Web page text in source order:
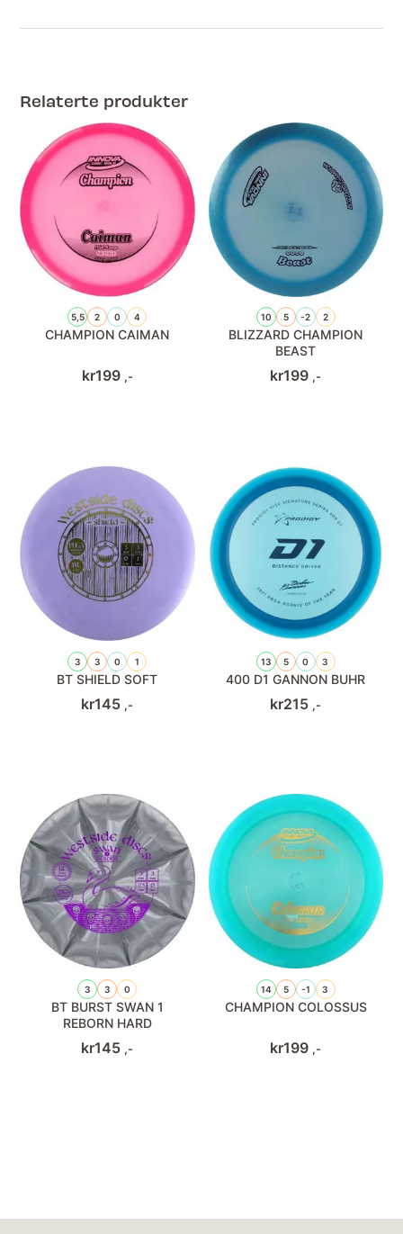
Relaterte produkter
5,5 2 0 4
CHAMPION CAIMAN
kr199 ,-
10 5 -2 2
BLIZZARD CHAMPION
BEAST
kr199 ,-
3 3 0 1
BT SHIELD SOFT
kr145 ,-
13 5 0 3
400 D1 GANNON BUHR
kr215 ,-
3 3 0
BT BURST SWAN 1
REBORN HARD
kr145 ,-
14 5 -1 3
CHAMPION COLOSSUS
kr199 ,-